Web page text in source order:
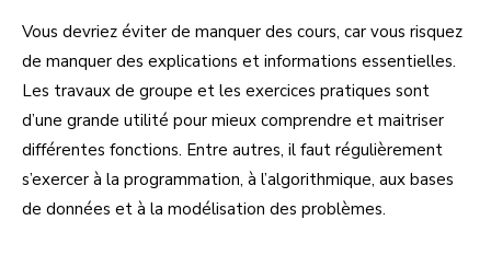
Vous devriez éviter de manquer des cours, car vous risquez
de manquer des explications et informations essentielles.
Les travaux de groupe et les exercices pratiques sont
d’une grande utilité pour mieux comprendre et maitriser
différentes fonctions. Entre autres, il faut régulièrement
s’exercer à la programmation, à l’algorithmique, aux bases
de données et à la modélisation des problèmes.